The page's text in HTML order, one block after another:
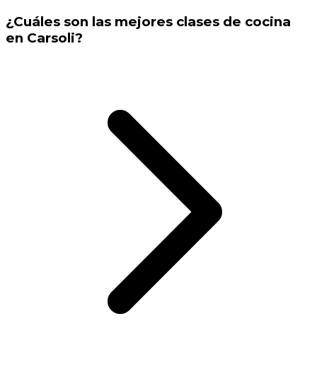
¿Cuáles son las mejores clases de cocina
en Carsoli?